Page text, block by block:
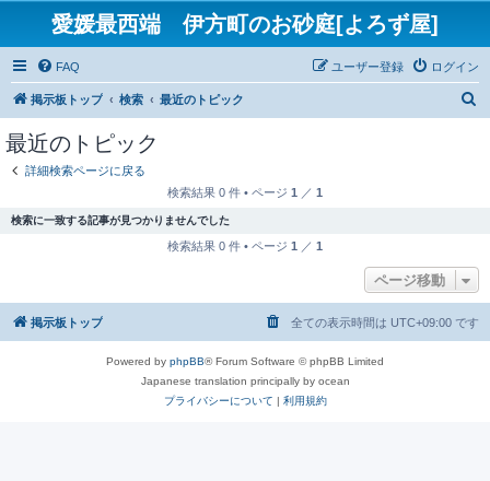
愛媛最西端 伊方町のお砂庭[よろず屋]
FAQ ログイン
ユーザー登録
掲示板トップ 検索 最近のトピック
最近のトピック
詳細検索ページに戻る
検索結果 0 件 • ページ 1 ／ 1
検索に一致する記事が見つかりませんでした
検索結果 0 件 • ページ 1 ／ 1
ページ移動
掲示板トップ 全ての表示時間は UTC+09:00 です
Powered by phpBB® Forum Software © phpBB Limited
Japanese translation principally by ocean
プライバシーについて | 利用規約